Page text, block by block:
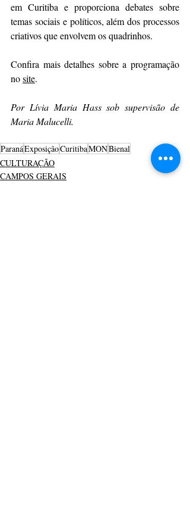
em Curitiba e proporciona debates sobre
temas sociais e políticos, além dos processos
criativos que envolvem os quadrinhos.
Confira mais detalhes sobre a programação
no site.
Por Lívia Maria Hass sob supervisão de
Maria Malucelli.
ParanáExposiçãoCuritibaMONBienal
CULTURAÇÃO
CAMPOS GERAIS